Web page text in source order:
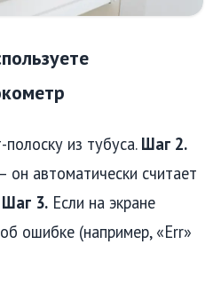
из тубуса. Шаг 2.
он автоматически считает
Шаг 3. Если на экране
ошибке (например, «Err»